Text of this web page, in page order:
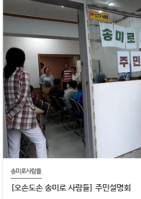
송미로사람들
[오손도손 송미로 사람들] 주민설명회